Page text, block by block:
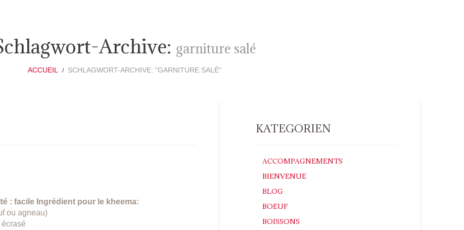
Archive: garniture salé
ACCUEIL SCHLAGWORT-ARCHIVE: "GARNITURE SALÉ"
: facile Ingrédient pour le kheema:
ou agneau)
KATEGORIEN
ACCOMPAGNEMENTS
BIENVENUE
BLOG
BOEUF
BOISSONS